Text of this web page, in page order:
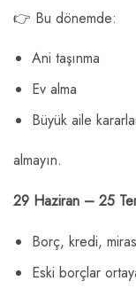
👉 Bu dönemde:
Ani taşınma
Ev alma
Büyük aile
almayın.
29 Haziran – 25
Borç, kredi,
Eski borçlar